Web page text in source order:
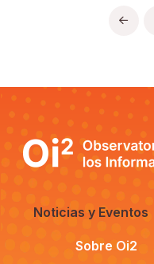
Prev
Noticias y Eventos
Sobre Oi2